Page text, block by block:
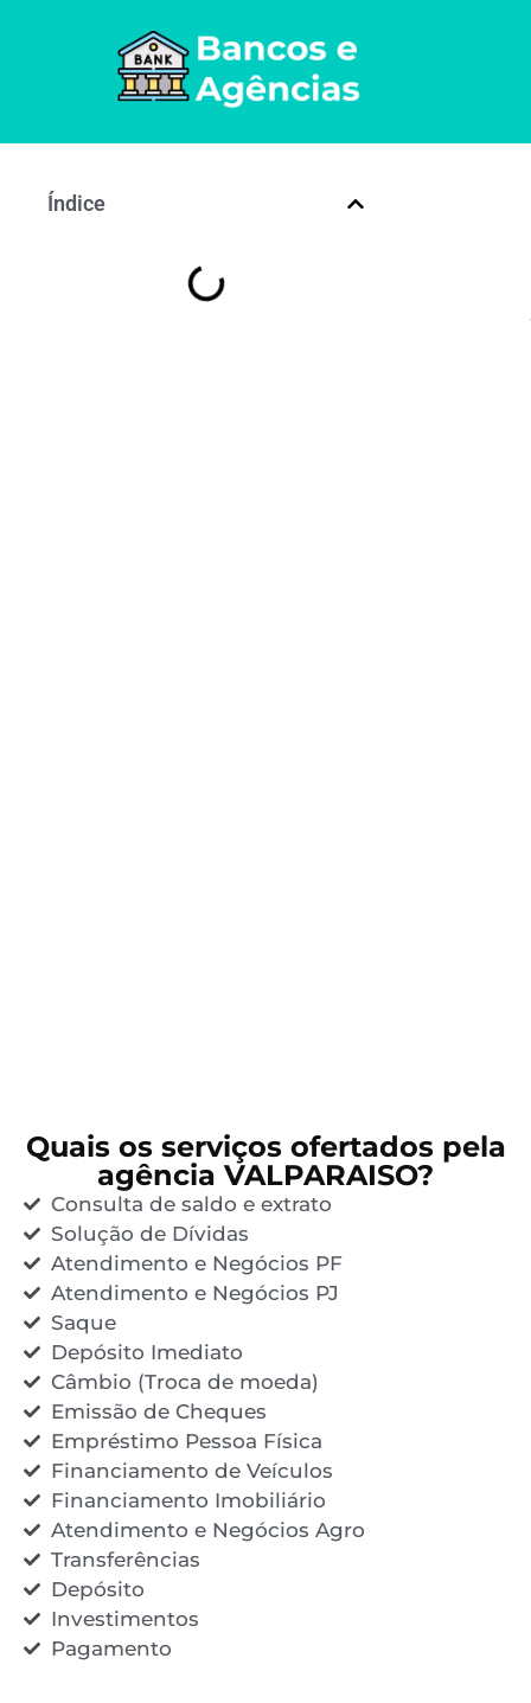
Índice
Quais os serviços ofertados pela
agência VALPARAISO?
Consulta de saldo e extrato
Solução de Dívidas
Atendimento e Negócios PF
Atendimento e Negócios PJ
Saque
Depósito Imediato
Câmbio (Troca de moeda)
Emissão de Cheques
Empréstimo Pessoa Física
Financiamento de Veículos
Financiamento Imobiliário
Atendimento e Negócios Agro
Transferências
Depósito
Investimentos
Pagamento